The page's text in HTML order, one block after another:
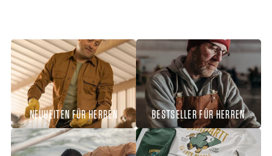
NEUHEITEN FÜR HERREN BESTSELLER FÜR HERREN